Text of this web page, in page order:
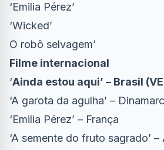
‘Emilia Pérez’
‘Wicked’
O robô selvagem’
Filme internacional
‘Ainda estou aqui’ – Brasil
‘A garota da agulha’ –
‘Emilia Pérez’ – França
‘A semente do fruto sagrado’ –